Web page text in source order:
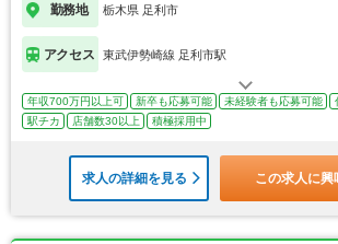
勤務地 栃木県 足利市
アクセス 東武伊勢崎線 足利市駅
年収700万円以上可 新卒も応募可能 未経験者も応募可能
駅チカ
店舗数30以上 積極採用中
求人の詳細を見る この求人に興